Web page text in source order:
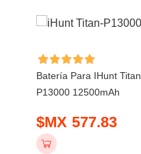
Batería Para IHunt Titan
P13000 12500mAh
$MX 577.83